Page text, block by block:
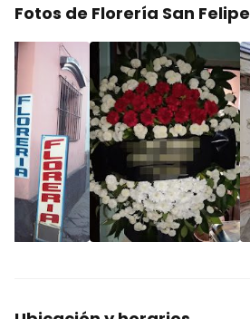
Fotos de Florería San Felipe